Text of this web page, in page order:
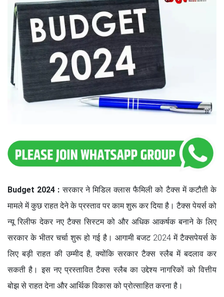
Budget 2024 : सरकार ने मिडिल क्लास फैमिली को टैक्स में कटौती के
मामले में कुछ राहत देने के प्रस्ताव पर काम शुरू कर दिया है। टैक्स पेयर्स को
न्यू रिलीफ देकर नए टैक्स सिस्टम को और अधिक आकर्षक बनाने के लिए
सरकार के भीतर चर्चा शुरू हो गई है। आगामी बजट 2024 में टैक्सपेयर्स के
लिए बड़ी राहत की उम्मीद है, क्योंकि सरकार टैक्स स्लैब में बदलाव कर
सकती है। इस नए प्रस्तावित टैक्स स्लैब का उद्देश्य नागरिकों को वित्तीय
बोझ से राहत देना और आर्थिक विकास को प्रोत्साहित करना है।